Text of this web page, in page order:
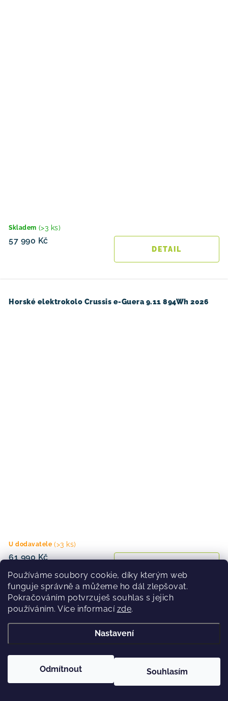
Používáme soubory cookie, díky kterým web
funguje správně a můžeme ho dál zlepšovat.
Pokračováním potvrzuješ souhlas s jejich
používáním. Více informací zde.
Nastavení
Odmítnout Souhlasím
Skladem (>3 ks)
57 990 Kč
Horské elektrokolo Crussis e-Guera 9.11 894Wh 2026
U dodavatele (>3 ks)
61 990 Kč